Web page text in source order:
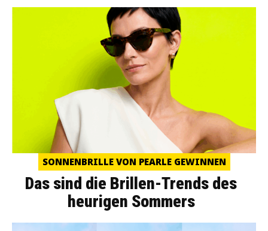
SONNENBRILLE VON PEARLE GEWINNEN
Das sind die Brillen-Trends des
heurigen Sommers